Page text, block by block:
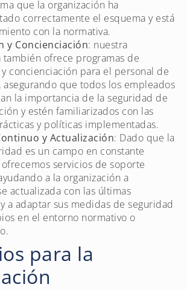
que la organización ha
correctamente el esquema y está
con la normativa.
y Concienciación: nuestra
también ofrece programas de
concienciación para el personal de
asegurando que todos los empleados
la importancia de la seguridad de
y estén familiarizados con las
y políticas implementadas.
y Actualización: Dado que la
es un campo en constante
servicios de soporte
a la organización a
actualizada con las últimas
a adaptar sus medidas de seguridad
en el entorno normativo o
para la